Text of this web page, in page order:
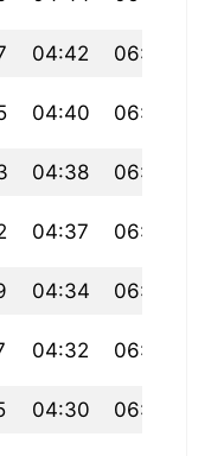
04:42 06:25
04:40 06:23
04:38 06:21
04:37 06:19
04:34 06:17
04:32 06:15
04:30 06:13